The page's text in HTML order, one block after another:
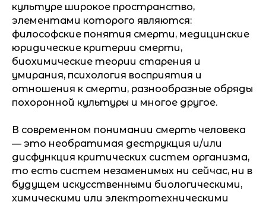
культуре широкое пространство,
элементами которого являются:
философские понятия смерти, медицинские
юридические критерии смерти,
биохимические теории старения и
умирания, психология восприятия и
отношения к смерти, разнообразные обряды
похоронной культуры и многое другое.
В современном понимании смерть человека
— это необратимая деструкция и/или
дисфункция критических систем организма,
то есть систем незаменимых ни сейчас, ни в
будущем искусственными биологическими,
химическими или электротехническими